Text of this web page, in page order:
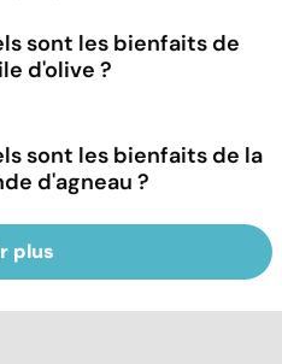
sont les bienfaits de
d'olive ?
sont les bienfaits de la
d'agneau ?
plus